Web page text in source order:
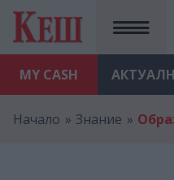
MY CASH
Начало Знание